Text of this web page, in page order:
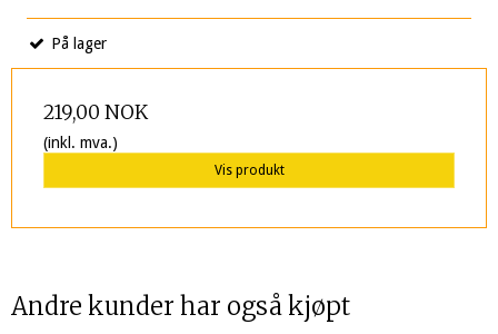
På lager
219,00 NOK
(inkl. mva.)
Vis produkt
Andre kunder har også kjøpt